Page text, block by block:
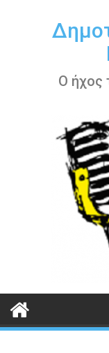
περιεχόμενο
Ο ήχος